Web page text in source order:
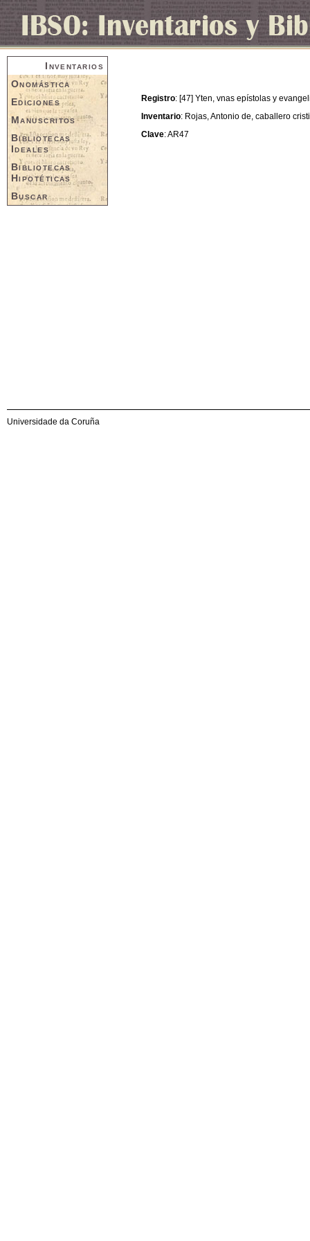
Inventarios
Onomástica
Ediciones
Manuscritos
Bibliotecas
Ideales
Bibliotecas
Hipotéticas
Buscar
Registro: [47] Yten, vnas epístolas y
Inventario: Rojas, Antonio de, caballero
Clave: AR47
Universidade da Coruña